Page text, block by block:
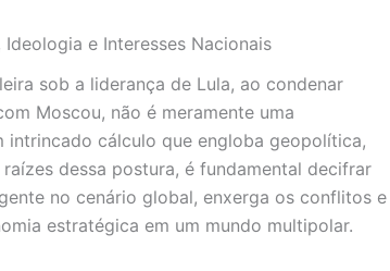
e Interesses Nacionais
sob a liderança de Lula, ao condenar
Moscou, não é meramente uma
intrincado cálculo que engloba geopolítica,
dessa postura, é fundamental decifrar
no cenário global, enxerga os conflitos e
estratégica em um mundo multipolar.